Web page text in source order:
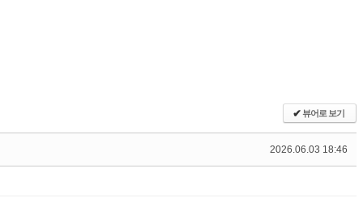
✔뷰어로 보기
2026.06.03 18:46